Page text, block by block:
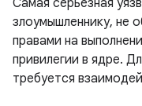
Самая серьезная
злоумышленнику, не
правами на
привилегии в ядре.
требуется